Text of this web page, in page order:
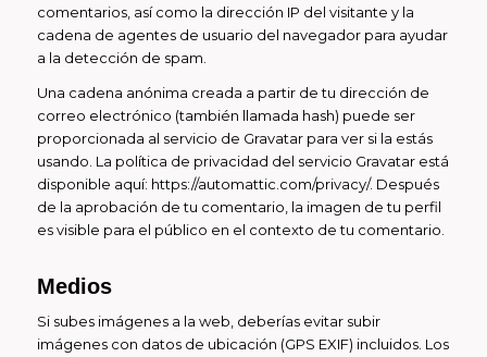
comentarios, así como la dirección IP del visitante y la
cadena de agentes de usuario del navegador para ayudar
a la detección de spam.
Una cadena anónima creada a partir de tu dirección de
correo electrónico (también llamada hash) puede ser
proporcionada al servicio de Gravatar para ver si la estás
usando. La política de privacidad del servicio Gravatar está
disponible aquí: https://automattic.com/privacy/. Después
de la aprobación de tu comentario, la imagen de tu perfil
es visible para el público en el contexto de tu comentario.
Medios
Si subes imágenes a la web, deberías evitar subir
imágenes con datos de ubicación (GPS EXIF) incluidos. Los